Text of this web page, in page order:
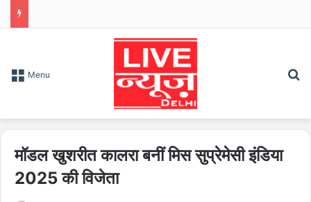
Menu
मॉडल खुशरीत कालरा बनीं मिस सुप्रेमेसी इंडिया
2025 की विजेता